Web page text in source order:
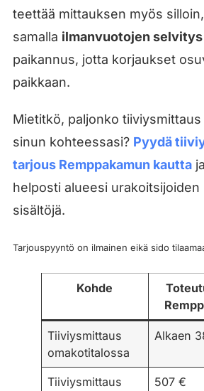
teettää mittauksen myös
samalla ilmanvuotojen selvitys
paikannus, jotta korjaukset
paikkaan.
Mietitkö, paljonko
sinun kohteessasi? Pyydä
tarjous Remppakamun kautta
helposti alueesi urakoitsijoiden
sisältöjä.
Tarjouspyyntö on ilmainen eikä sido
Kohde
Tiiviysmittaus
omakotitalossa
Alkaen
Tiiviysmittaus
507 €